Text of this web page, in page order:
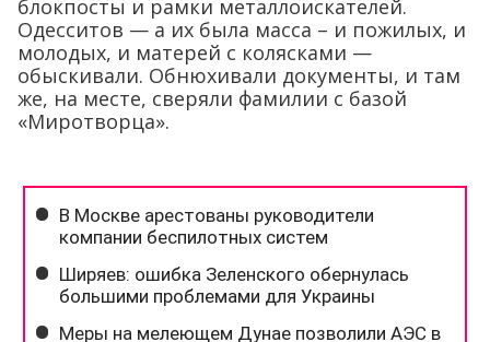
блокпосты и рамки металлоискателей.
Одесситов — а их была масса – и пожилых, и
молодых, и матерей с колясками —
обыскивали. Обнюхивали документы, и там
же, на месте, сверяли фамилии с базой
«Миротворца».